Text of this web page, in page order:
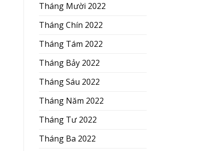
Tháng Mười 2022
Tháng Chín 2022
Tháng Tám 2022
Tháng Bảy 2022
Tháng Sáu 2022
Tháng Năm 2022
Tháng Tư 2022
Tháng Ba 2022